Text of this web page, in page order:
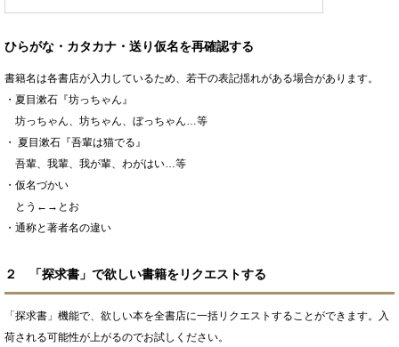
ひらがな・カタカナ・送り仮名を再確認する
書籍名は各書店が入力しているため、若干の表記揺れがある場合があります。
・夏目漱石『坊っちゃん』
坊っちゃん、坊ちゃん、ぼっちゃん…等
・ 夏目漱石『吾輩は猫でる』
吾輩、我輩、我が輩、わがはい…等
・仮名づかい
とう←→とお
・通称と著者名の違い
２ 「探求書」で欲しい書籍をリクエストする
「探求書」機能で、欲しい本を全書店に一括リクエストすることができます。入
荷される可能性が上がるのでお試しください。